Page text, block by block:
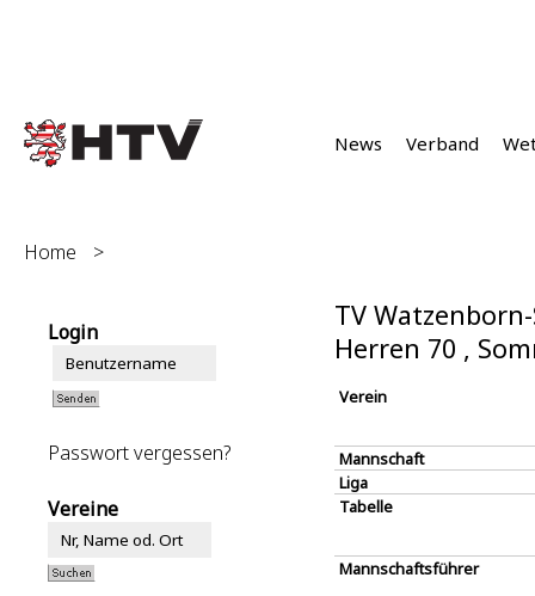
News Verband
Home >
Login
Passwort vergessen?
Vereine
TV
Herren 70 ,
Verein
Mannschaft
Liga
Tabelle
Mannschaftsführer